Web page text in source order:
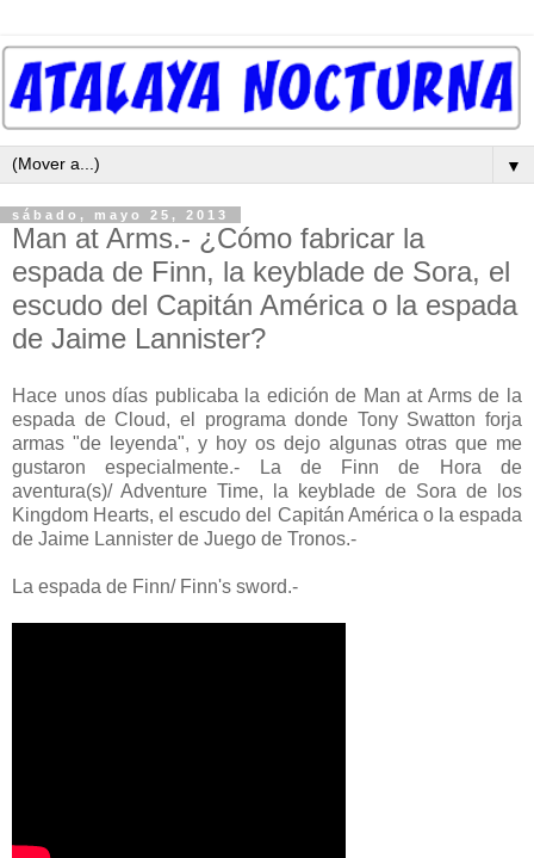
▼
sábado, mayo 25, 2013
Man at Arms.- ¿Cómo fabricar la
espada de Finn, la keyblade de Sora, el
escudo del Capitán América o la espada
de Jaime Lannister?
Hace unos días publicaba la edición de Man at Arms de la
espada de Cloud, el programa donde Tony Swatton forja
armas "de leyenda", y hoy os dejo algunas otras que me
gustaron especialmente.- La de Finn de Hora de
aventura(s)/ Adventure Time, la keyblade de Sora de los
Kingdom Hearts, el escudo del Capitán América o la espada
de Jaime Lannister de Juego de Tronos.-
La espada de Finn/ Finn's sword.-